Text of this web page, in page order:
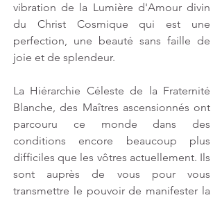
vibration de la Lumière d'Amour divin
du Christ Cosmique qui est une
perfection, une beauté sans faille de
joie et de splendeur.
La Hiérarchie Céleste de la Fraternité
Blanche, des Maîtres ascensionnés ont
parcouru ce monde dans des
conditions encore beaucoup plus
difficiles que les vôtres actuellement. Ils
sont auprès de vous pour vous
transmettre le pouvoir de manifester la